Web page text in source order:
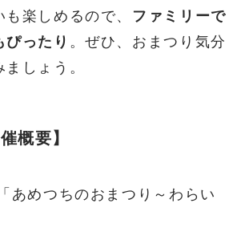
楽しめるので、 ファミリーで
ぴったり 。ぜひ、おまつり気分
しょう。
概要】
あめつちのおまつり～わらい